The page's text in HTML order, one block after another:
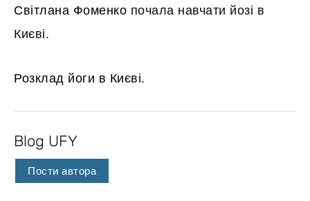
Світлана Фоменко почала навчати йозі в
Києві.
Розклад йоги в Києві.
Blog UFY
Пости автора